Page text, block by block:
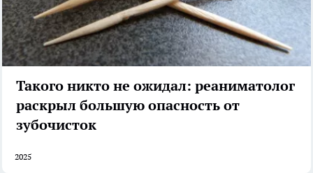
Такого никто не ожидал: реаниматолог
раскрыл большую опасность от
зубочисток
2025